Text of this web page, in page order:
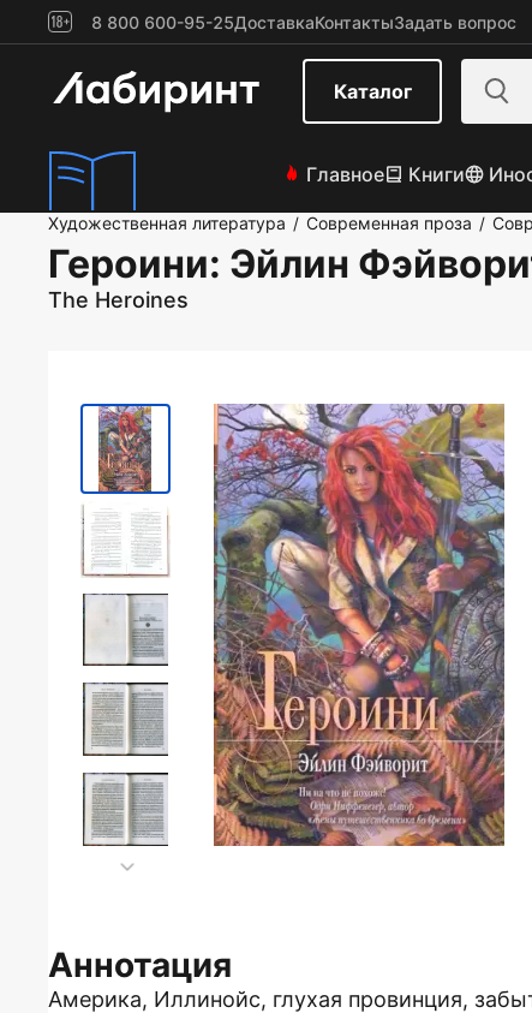
8 800 600-95-25ДоставкаКонтактыЗадать вопрос
Каталог
Главное Книги
Художественная литература / Современная проза /
Героини: Эйлин
The Heroines
Аннотация
Америка, Иллинойс, глухая провинция,